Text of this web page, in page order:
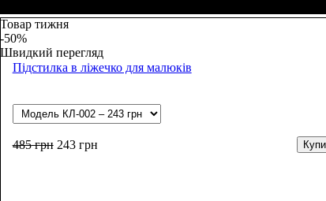
Товар тижня
-50%
Швидкий перегляд
Підстилка в ліжечко для малюків
485грн 243грн